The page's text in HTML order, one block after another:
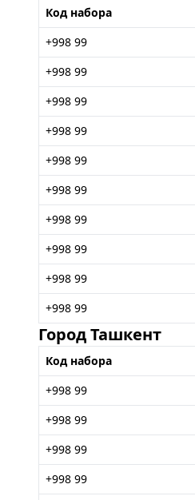
Код набора
+998 99
+998 99
+998 99
+998 99
+998 99
+998 99
+998 99
+998 99
+998 99
+998 99
Город Ташкент
Код набора
+998 99
+998 99
+998 99
+998 99